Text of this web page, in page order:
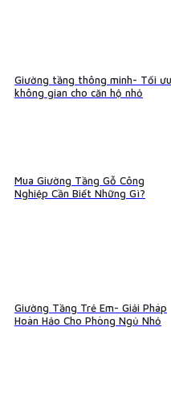
Giường tầng thông minh- Tối ưu
không gian cho căn hộ nhỏ
Mua Giường Tầng Gỗ Công
Nghiệp Cần Biết Những Gì?
Giường Tầng Trẻ Em- Giải Pháp
Hoàn Hảo Cho Phòng Ngủ Nhỏ